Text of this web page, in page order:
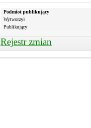
Podmiot publikujący
Wytworzył
Publikujący
Rejestr zmian